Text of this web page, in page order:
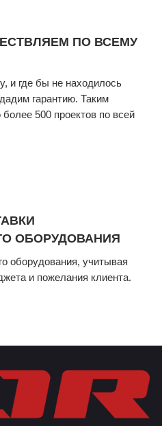
ПО ВСЕМУ
и где бы не находилось
гарантию. Таким
500 проектов по всей
ОБОРУДОВАНИЯ
оборудования, учитывая
и пожелания клиента.